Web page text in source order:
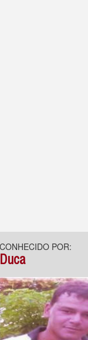
CONHECIDO POR:
Duca